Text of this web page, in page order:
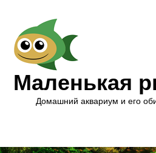
Маленькая
Домашний аквариум и его